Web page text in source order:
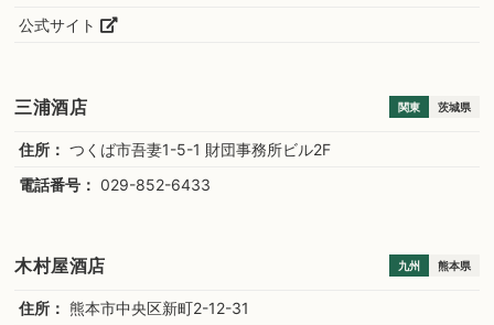
公式サイト
三浦酒店 関東 茨城県
住所： つくば市吾妻1-5-1 財団事務所ビル2F
電話番号： 029-852-6433
木村屋酒店 九州 熊本県
住所： 熊本市中央区新町2-12-31